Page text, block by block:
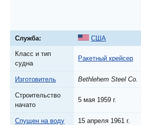
Служба: США
Класс и тип
судна
Ракетный крейсер
Изготовитель Bethlehem Steel Co.
Строительство
начато
5 мая 1959 г.
Спущен на воду 15 апреля 1961 г.